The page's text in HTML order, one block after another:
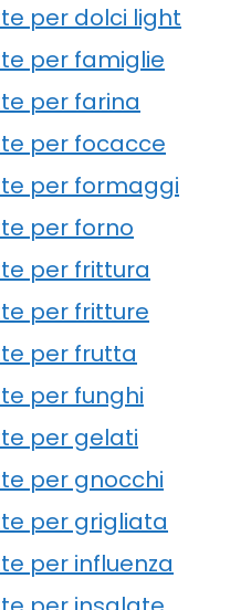
per dolci light
per famiglie
per farina
per focacce
per formaggi
per forno
per frittura
per fritture
per frutta
per funghi
per gelati
per gnocchi
per grigliata
per influenza